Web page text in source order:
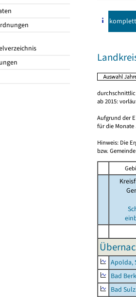
komplett
ab 2015:
Aufgrund der
für die Monate
Hinweis: Die
bzw.
Apolda,
Bad
Bad